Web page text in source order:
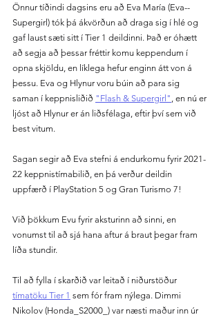
Önnur tíðindi dagsins eru að Eva María (Eva--
Supergirl) tók þá ákvörðun að draga sig í hlé og
gaf laust sæti sitt í Tier 1 deildinni. Það er óhætt
að segja að þessar fréttir komu keppendum í
opna skjöldu, en líklega hefur enginn átt von á
þessu. Eva og Hlynur voru búin að para sig
saman í keppnisliðið "Flash & Supergirl" , en nú er
ljóst að Hlynur er án liðsfélaga, eftir því sem við
best vitum.
Sagan segir að Eva stefni á endurkomu fyrir 2021-
22 keppnistímabilið, en þá verður deildin
uppfærð í PlayStation 5 og Gran Turismo 7!
Við þökkum Evu fyrir aksturinn að sinni, en
vonumst til að sjá hana aftur á braut þegar fram
líða stundir.
Til að fylla í skarðið var leitað í niðurstöður
tímatöku Tier 1 sem fór fram nýlega. Dimmi
Nikolov (Honda_S2000_) var næsti maður inn úr